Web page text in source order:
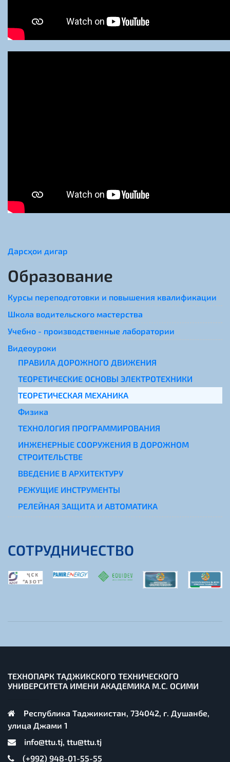
Дарсҳои дигар
Образование
Курсы переподготовки и повышения квалификации
Школа водительского мастерства
Учебно - производственные лаборатории
Видеоуроки
ПРАВИЛА ДОРОЖНОГО ДВИЖЕНИЯ
ТЕОРЕТИЧЕСКИЕ ОСНОВЫ ЭЛЕКТРОТЕХНИКИ
ТЕОРЕТИЧЕСКАЯ МЕХАНИКА
Физика
ТЕХНОЛОГИЯ ПРОГРАММИРОВАНИЯ
ИНЖЕНЕРНЫЕ СООРУЖЕНИЯ В ДОРОЖНОМ
СТРОИТЕЛЬСТВЕ
ВВЕДЕНИЕ В АРХИТЕКТУРУ
РЕЖУЩИЕ ИНСТРУМЕНТЫ
РЕЛЕЙНАЯ ЗАЩИТА И АВТОМАТИКА
СОТРУДНИЧЕСТВО
ТЕХНОПАРК ТАДЖИКСКОГО ТЕХНИЧЕСКОГО
УНИВЕРСИТЕТА ИМЕНИ АКАДЕМИКА М.С. ОСИМИ
Республика Таджикистан, 734042, г. Душанбе,
улица Джами 1
info@ttu.tj, ttu@ttu.tj
(+992) 948-01-55-55